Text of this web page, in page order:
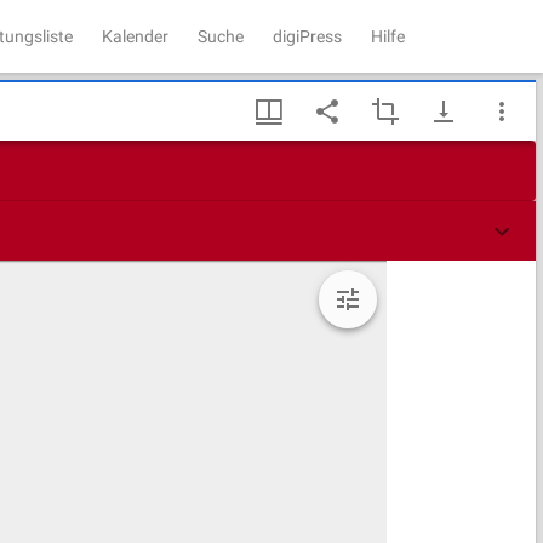
Kalender Suche digiPress Hilfe